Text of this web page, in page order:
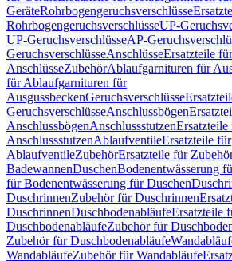
GeräteRohrbogengeruchsverschlüsse
RohrbogengeruchsverschlüsseUP-
UP-GeruchsverschlüsseAP-
GeruchsverschlüsseAnschlüsseErsatzteile für
AnschlüsseZubehörAblaufgarnituren für
für Ablaufgarnituren für
AusgussbeckenGeruchsverschlüsse
GeruchsverschlüsseAnschlussbögen
AnschlussbögenAnschlussstutzenErsatzteile
AnschlussstutzenAblaufventileErsatzteile für
AblaufventileZubehörErsatzteile für
BadewannenDuschenBodenentwässerung
für Bodenentwässerung für Duschen
DuschrinnenZubehör für Duschrinnen
DuschrinnenDuschbodenabläufeErsatzteile
DuschbodenabläufeZubehör für
Zubehör für Duschbodenabläufe
WandabläufeZubehör für Wandabläufe